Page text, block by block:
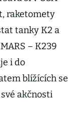
raketomety
tanky K2 a
– K239
i do
blížících se
akčnosti